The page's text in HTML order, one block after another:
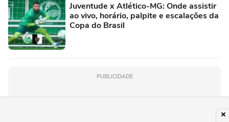
Juventude x Atlético-MG: Onde assistir
ao vivo, horário, palpite e escalações da
Copa do Brasil
PUBLICIDADE